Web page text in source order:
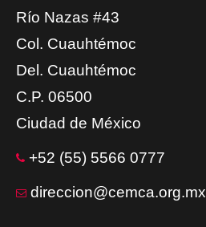
Río Nazas #43
Col. Cuauhtémoc
Del. Cuauhtémoc
C.P. 06500
Ciudad de México
+52 (55) 5566 0777
direccion@cemca.org.mx